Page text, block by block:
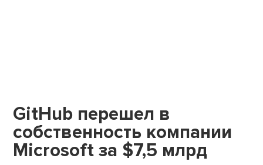
GitHub перешел в
собственность компании
Microsoft за $7,5 млрд